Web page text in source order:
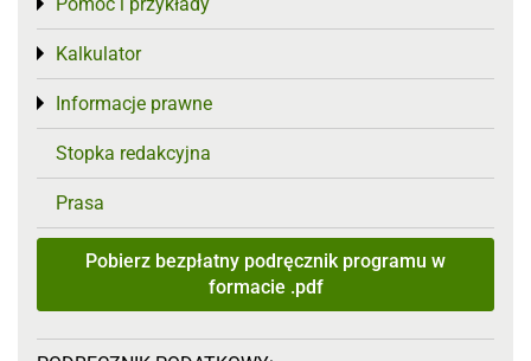
Pomoc i przykłady
Toggle menu
Kalkulator
Toggle menu
Informacje prawne
Toggle menu
Stopka redakcyjna
Prasa
Pobierz bezpłatny podręcznik programu w
formacie .pdf